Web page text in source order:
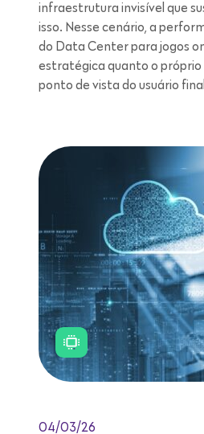
infraestrutura invisível que
isso. Nesse cenário, a
do Data Center para jogos
estratégica quanto o próprio
ponto de vista do usuário
04/03/26